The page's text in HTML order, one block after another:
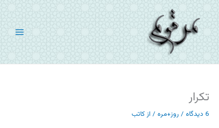
پرش
به
محتوا
تکرار
6 دیدگاه / روز+مره / از کاتب